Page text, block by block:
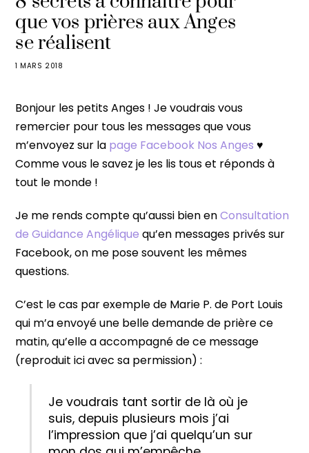
1 MARS 2018
que vos prières aux Anges
se réalisent
Bonjour les petits Anges ! Je voudrais vous
remercier pour tous les messages que vous
m’envoyez sur la page Facebook Nos Anges ♥
Comme vous le savez je les lis tous et réponds à
tout le monde !
Je me rends compte qu’aussi bien enConsultation
de Guidance Angélique qu’en messages privés sur
Facebook, on me pose souvent les mêmes
questions.
C’est le cas par exemple de Marie P. de Port Louis
qui m’a envoyé une belle demande de prière ce
matin, qu’elle a accompagné de ce message
(reproduit ici avec sa permission) :
Je voudrais tant sortir de là où je
suis, depuis plusieurs mois j’ai
l’impression que j’ai quelqu’un sur